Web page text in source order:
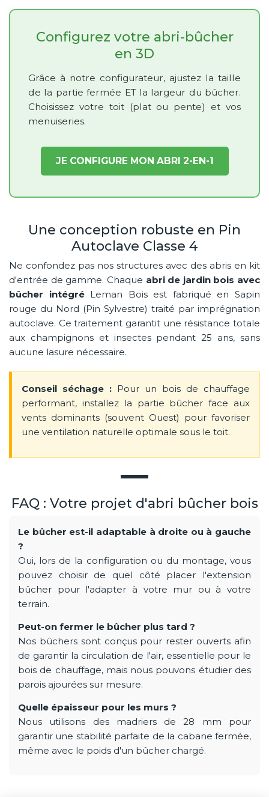
Configurez votre abri-bûcher
en 3D
Grâce à notre configurateur, ajustez la taille
de la partie fermée ET la largeur du bûcher.
Choisissez votre toit (plat ou pente) et vos
menuiseries.
JE CONFIGURE MON ABRI 2-EN-1
Une conception robuste en Pin
Autoclave Classe 4
Ne confondez pas nos structures avec des abris en kit
d'entrée de gamme. Chaque abri de jardin bois avec
bûcher intégréLeman Bois est fabriqué en Sapin
rouge du Nord (Pin Sylvestre) traité par imprégnation
autoclave. Ce traitement garantit une résistance totale
aux champignons et insectes pendant 25 ans, sans
aucune lasure nécessaire.
Conseil séchage : Pour un bois de chauffage
performant, installez la partie bûcher face aux
vents dominants (souvent Ouest) pour favoriser
une ventilation naturelle optimale sous le toit.
FAQ : Votre projet d'abri bûcher bois
Le bûcher est-il adaptable à droite ou à gauche
?
Oui, lors de la configuration ou du montage, vous
pouvez choisir de quel côté placer l'extension
bûcher pour l'adapter à votre mur ou à votre
terrain.
Peut-on fermer le bûcher plus tard ?
Nos bûchers sont conçus pour rester ouverts afin
de garantir la circulation de l'air, essentielle pour le
bois de chauffage, mais nous pouvons étudier des
parois ajourées sur mesure.
Quelle épaisseur pour les murs ?
Nous utilisons des madriers de 28 mm pour
garantir une stabilité parfaite de la cabane fermée,
même avec le poids d'un bûcher chargé.